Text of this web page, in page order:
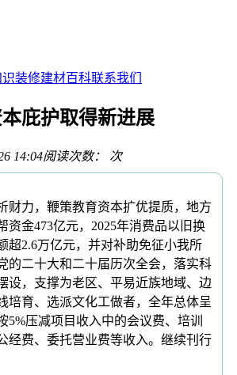
装修建材百科联系我们
庇护取得新进展
14:04阅读次数： 次
力，鞭策教育资本扩优提质，地方
资金473亿元，2025年消费品以旧换
超2.6万亿元，并对补助免征小我所
的二十大和二十届历次全会，落实科
设，支撑为老区、平易近族地域、边
培育、选派文化工做者，全年总体呈
5%压减项目收入中的会议费、培训
经费、委托营业费等收入。继续刊行